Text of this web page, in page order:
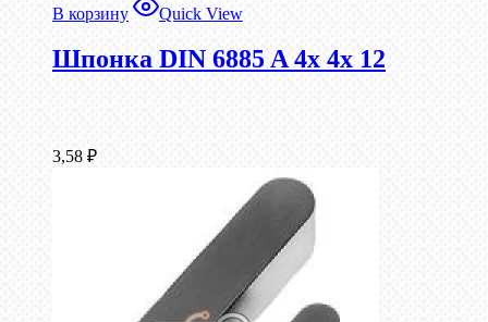
В корзину Quick View
Шпонка DIN 6885 A 4x 4x 12
3,58 ₽